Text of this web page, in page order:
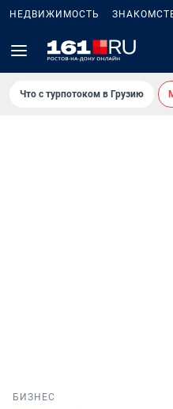
НЕДВИЖИМОСТЬ
Что с турпотоком в Грузию
БИЗНЕС